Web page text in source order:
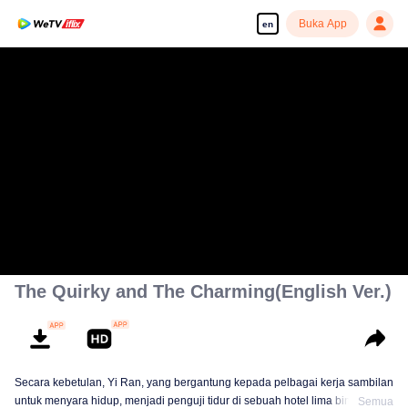
en Buka App
The Quirky and The Charming(English Ver.)
Secara kebetulan, Yi Ran, yang bergantung kepada pelbagai kerja sambilan
untuk menyara hidup, menjadi penguji tidur di sebuah hotel lima bintang.Semua